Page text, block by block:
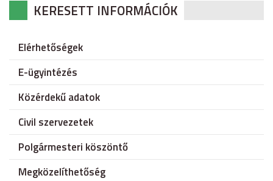
KERESETT INFORMÁCIÓK
Elérhetőségek
E-ügyintézés
Közérdekű adatok
Civil szervezetek
Polgármesteri köszöntő
Megközelíthetőség